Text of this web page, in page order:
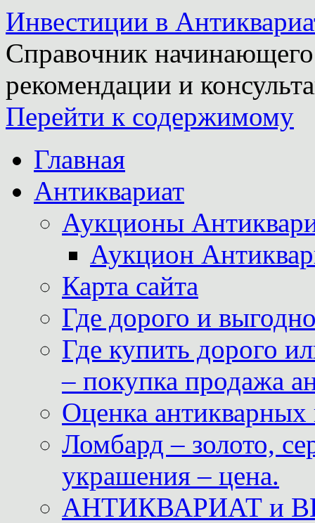
Инвестиции в
Справочник
рекомендации и
Перейти к содержимому
Главная
Антиквариат
Аукционы
Аукцион
Карта сайта
Где дорого и
Где купить дорого
– покупка продажа
Оценка антикварных
Ломбард – золото,
украшения – цена.
АНТИКВАРИАТ и